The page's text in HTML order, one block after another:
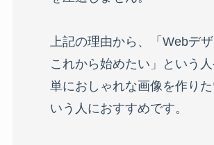
上記の理由から、「Webデ
これから始めたい」という
単におしゃれな画像を作りた
いう人におすすめです。